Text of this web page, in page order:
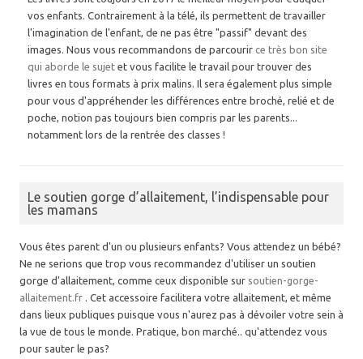
vos enfants. Contrairement à la télé, ils permettent de travailler
l'imagination de l'enfant, de ne pas être "passif" devant des
images. Nous vous recommandons de parcourir ce très bon site
qui aborde le sujet et vous facilite le travail pour trouver des
livres en tous formats à prix malins. Il sera également plus simple
pour vous d'appréhender les différences entre broché, relié et de
poche, notion pas toujours bien compris par les parents...
notamment lors de la rentrée des classes !
Le soutien gorge d’allaitement, l’indispensable pour
les mamans
Vous êtes parent d'un ou plusieurs enfants? Vous attendez un bébé?
Ne ne serions que trop vous recommandez d'utiliser un soutien
gorge d'allaitement, comme ceux disponible sur soutien-gorge-
allaitement.fr . Cet accessoire facilitera votre allaitement, et même
dans lieux publiques puisque vous n'aurez pas à dévoiler votre sein à
la vue de tous le monde. Pratique, bon marché.. qu'attendez vous
pour sauter le pas?